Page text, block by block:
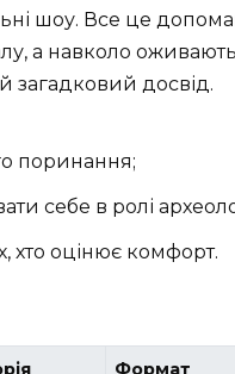
шоу. Все це
а навколо
загадковий досвід.
поринання;
себе в ролі
хто оцінює комфорт.
Формат